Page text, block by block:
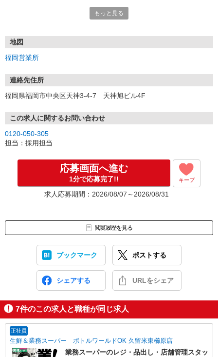
①応募から3営業日を目安に、メールorお電話でご連絡します。
★スマホでWEB面接（LINEなど）・出張面接・事務所面接と選べま
す
③面接実施（履歴書不要）
※ご希望があれば、職場見学の調整もOKです！
お気軽にご応募ください♪
もっと見る
地図
福岡営業所
連絡先住所
福岡県福岡市中央区天神3-4-7 天神旭ビル4F
この求人に関するお問い合わせ
0120-050-305
担当：採用担当
応募画面へ進む
1分で応募完了!! キープ
求人応募期間：2026/08/07～2026/08/31
閲覧履歴を見る
ブックマーク ポストする
シェアする URLをシェア
7件のこの求人と職種が同じ求人
正社員
生鮮＆業務スーパー ボトルワールドOK 久留米東櫛原店
業務スーパーのレジ・品出し・店舗管理スタッ